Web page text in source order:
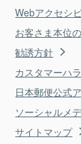
Webアクセシ
お客さま本位
勧誘方針
カスタマーハ
日本郵便公式
ソーシャルメ
サイトマップ